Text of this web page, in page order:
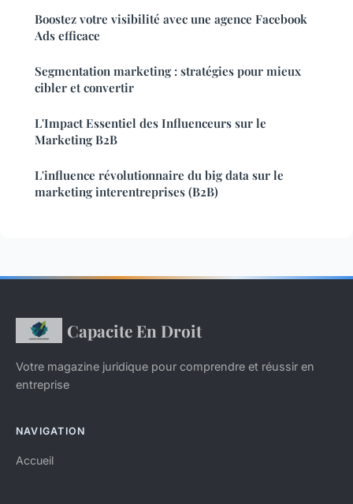
Boostez votre visibilité avec une agence Facebook
Ads efficace
Segmentation marketing : stratégies pour mieux
cibler et convertir
L'Impact Essentiel des Influenceurs sur le
Marketing B2B
L'influence révolutionnaire du big data sur le
marketing interentreprises (B2B)
Capacite En Droit
Votre magazine juridique pour comprendre et réussir en
entreprise
NAVIGATION
Accueil